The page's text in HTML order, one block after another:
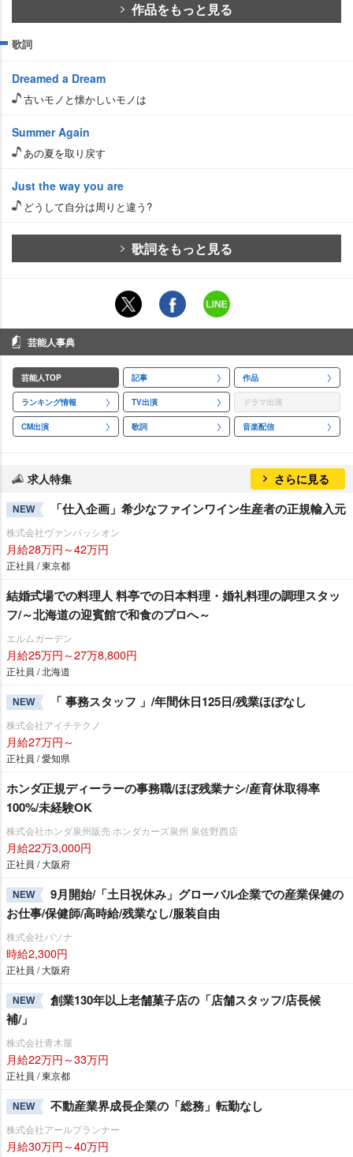
作品をもっと見る
歌詞
Dreamed a Dream
古いモノと懐かしいモノは
Summer Again
あの夏を取り戻す
Just the way you are
どうして自分は周りと違う?
歌詞をもっと見る
芸能人事典
芸能人TOP 記事 作品
ランキング情報 TV出演 ドラマ出演
CM出演 歌詞 音楽配信
求人特集 さらに見る
NEW 「仕入企画」希少なファインワイン生産者の正規輸入元
株式会社ヴァンパッシオン
月給28万円～42万円
正社員 / 東京都
結婚式場での料理人 料亭での日本料理・婚礼料理の調理スタッ
フ/～北海道の迎賓館で和食のプロへ～
エルムガーデン
月給25万円～27万8,800円
正社員 / 北海道
NEW 「 事務スタッフ 」/年間休日125日/残業ほぼなし
株式会社アイチテクノ
月給27万円～
正社員 / 愛知県
ホンダ正規ディーラーの事務職/ほぼ残業ナシ/産育休取得率
100%/未経験OK
株式会社ホンダ泉州販売 ホンダカーズ泉州 泉佐野西店
月給22万3,000円
正社員 / 大阪府
NEW
9月開始/「土日祝休み」グローバル企業での産業保健の
お仕事/保健師/高時給/残業なし/服装自由
株式会社パソナ
時給2,300円
正社員 / 大阪府
NEW
創業130年以上老舗菓子店の「店舗スタッフ/店長候
補/」
株式会社青木屋
月給22万円～33万円
正社員 / 東京都
NEW 不動産業界成長企業の「総務」転勤なし
株式会社アールプランナー
月給30万円～40万円